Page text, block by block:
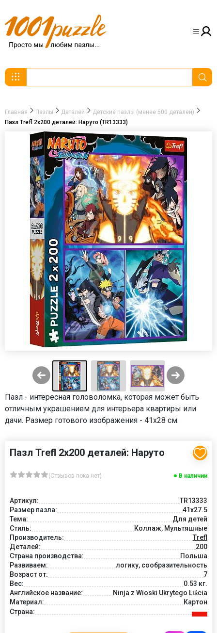
Главная Пазлы Деталей
Детские пазлы (менее 500 деталей)
Пазл Trefl 2х200 деталей: Наруто (TR13333)
Пазл - интересная головоломка, которая может быть
отличным украшением для интерьера квартиры или
дачи. Размер готового изображения - 41х28 см.
Пазл Trefl 2х200 деталей: Наруто
(Отзывов пока нет) В наличии
Артикул:
TR13333
Размер пазла:
41x27.5
Тема:
Для детей
Стиль:
Коллаж, Мультяшные
Производитель:
Trefl
Деталей:
200
Страна производства:
Польша
Развиваем:
логику, сообразительность
Возраст от:
7
Вес:
0.53 кг.
Английское название:
Ninja z Wioski Ukrytego Liścia
Материал:
Картон
Страна: